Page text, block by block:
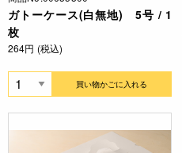
ガトーケース(白無地) 5号 / 1
枚
264円 (税込)
買い物かごに入れる